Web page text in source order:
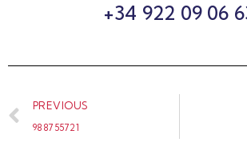
+34 922 09 06
PREVIOUS
988755721